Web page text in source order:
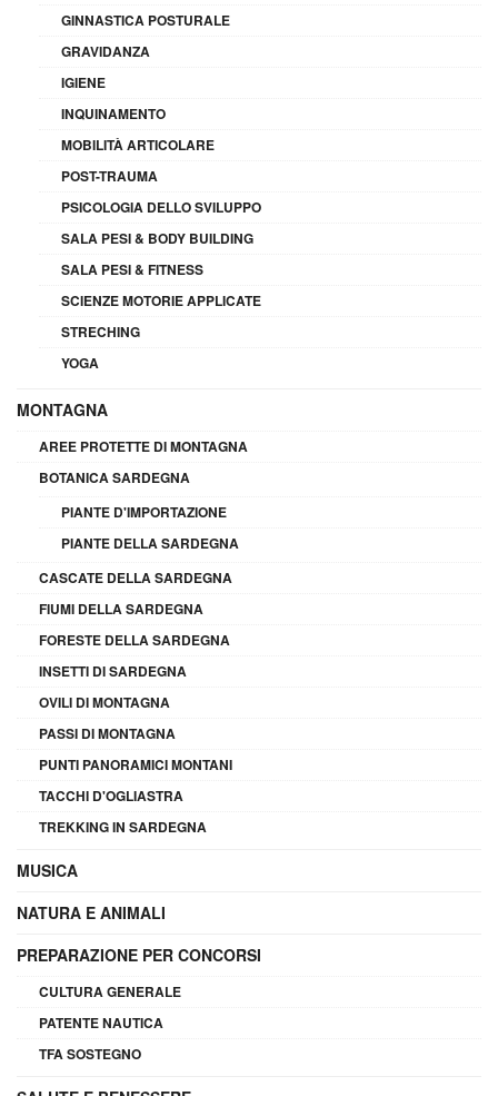
GINNASTICA POSTURALE
GRAVIDANZA
IGIENE
INQUINAMENTO
MOBILITÀ ARTICOLARE
POST-TRAUMA
PSICOLOGIA DELLO SVILUPPO
SALA PESI & BODY BUILDING
SALA PESI & FITNESS
SCIENZE MOTORIE APPLICATE
STRECHING
YOGA
MONTAGNA
AREE PROTETTE DI MONTAGNA
BOTANICA SARDEGNA
PIANTE D'IMPORTAZIONE
PIANTE DELLA SARDEGNA
CASCATE DELLA SARDEGNA
FIUMI DELLA SARDEGNA
FORESTE DELLA SARDEGNA
INSETTI DI SARDEGNA
OVILI DI MONTAGNA
PASSI DI MONTAGNA
PUNTI PANORAMICI MONTANI
TACCHI D'OGLIASTRA
TREKKING IN SARDEGNA
MUSICA
NATURA E ANIMALI
PREPARAZIONE PER CONCORSI
CULTURA GENERALE
PATENTE NAUTICA
TFA SOSTEGNO